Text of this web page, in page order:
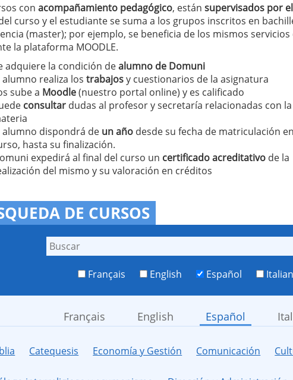
con acompañamiento pedagógico, están supervisados por
curso y el estudiante se suma a los grupos inscritos en
(master); por ejemplo, se beneficia de los mismos servicios
la plataforma MOODLE.
adquiere la condición dealumno de Domuni
alumno realiza los trabajosy cuestionarios de la asignatura
sube a Moodle(nuestro portal online) y es calificado
consultardudas al profesor y secretaría relacionadas con la
alumno dispondrá de un año desde su fecha de matriculación
hasta su finalización.
expedirá al final del curso un certificado acreditativode la
del mismo y su valoración en créditos
DE CURSOS
Français English Español
Français English Español
Catequesis Economía y Gestión Comunicación